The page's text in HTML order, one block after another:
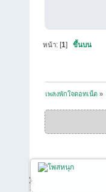
หน้า: [1]ขึ้นบน
เพลงพักใจดอทเน็ต »